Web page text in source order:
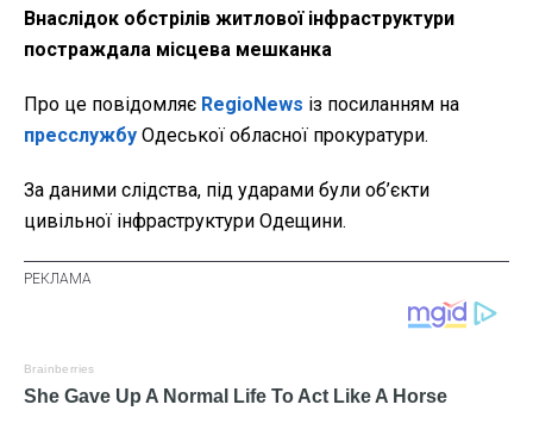
Внаслідок обстрілів житлової інфраструктури
постраждала місцева мешканка
Про це повідомляє RegioNews із посиланням на
пресслужбу Одеської обласної прокуратури.
За даними слідства, під ударами були об’єкти
цивільної інфраструктури Одещини.